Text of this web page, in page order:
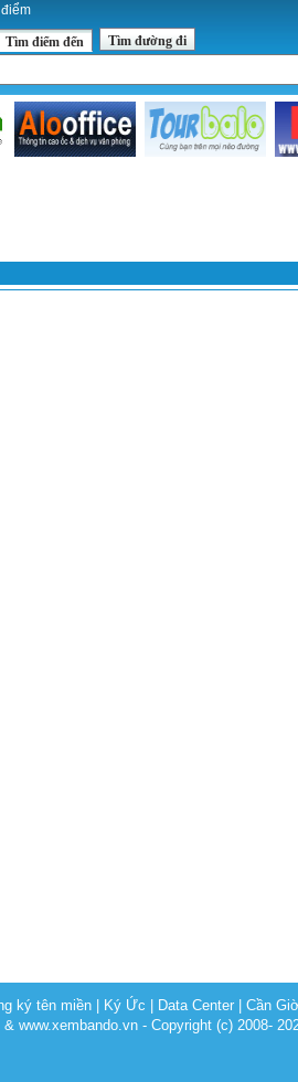
Tìm điểm đến Tìm đường đi
ký tên miền Ký Ức Data Center |Cần
& www.xembando.vn - Copyright (c) 2008-